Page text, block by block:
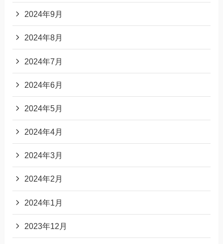
2024年9月
2024年8月
2024年7月
2024年6月
2024年5月
2024年4月
2024年3月
2024年2月
2024年1月
2023年12月